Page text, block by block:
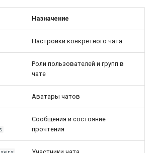
Назначение
Настройки конкретного чата
Роли пользователей и групп в
чате
Аватары чатов
Сообщения и состояние
прочтения